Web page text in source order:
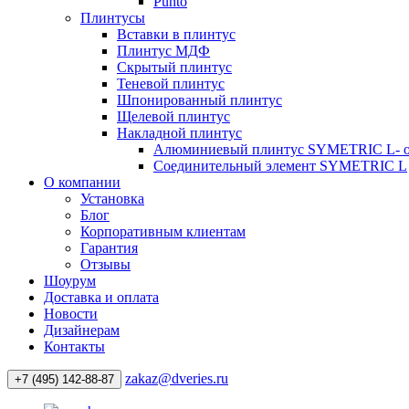
Плинтусы
Вставки в плинтус
Плинтус МДФ
Скрытый плинтус
Теневой плинтус
Шпонированный плинтус
Щелевой плинтус
Накладной плинтус
Алюминиевый плинтус SYMETRIC L-
Соединительный элемент SYMETRIC L
О компании
Установка
Блог
Корпоративным клиентам
Гарантия
Отзывы
Шоурум
Доставка и оплата
Новости
Дизайнерам
Контакты
+7 (495) 142-88-87 zakaz@dveries.ru